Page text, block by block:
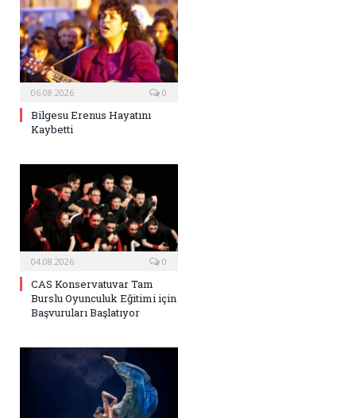
06.08.2026 0
Bilgesu Erenus Hayatını
Kaybetti
04.08.2026 0
CAS Konservatuvar Tam
Burslu Oyunculuk Eğitimi için
Başvuruları Başlatıyor